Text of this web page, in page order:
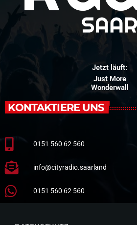
Jetzt läuft:
Just More
Wonderwall
KONTAKTIERE UNS
0151 560 62 560
info@cityradio.saarland
0151 560 62 560